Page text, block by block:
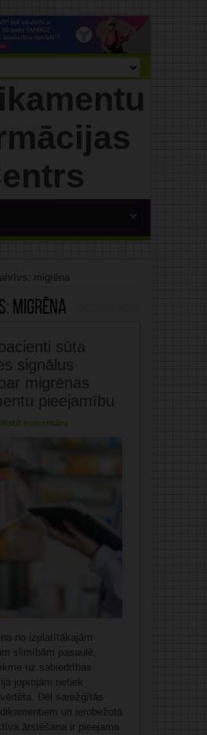
migrēna
migrēna
sūta
signālus
migrēnas
pieejamību
komentāru
no izplatītākajām
slimībām pasaulē,
uz sabiedrības
joprojām netiek
Dēļ sarežģītās
un ierobežotā
ārstēšana ir pieejama